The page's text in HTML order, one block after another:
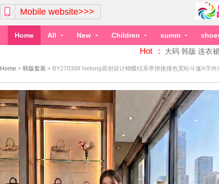
Mobile website>>>
Home All New Children summ
Hot ： 大码 韩版 连衣
Home > 韩版套装 > BY27038# lvetong原创设计蝴蝶结系带拼接撞色宽松斗篷A字